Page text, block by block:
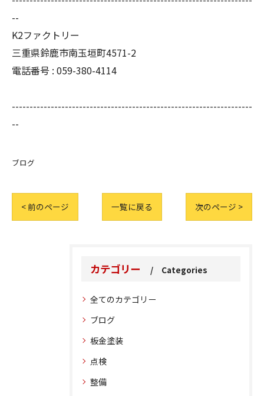
--
K2ファクトリー
三重県鈴鹿市南玉垣町4571-2
電話番号 : 059-380-4114
--------------------------------------------------------------------
--
ブログ
< 前のページ 一覧に戻る 次のページ >
カテゴリー Categories
全てのカテゴリー
ブログ
板金塗装
点検
整備